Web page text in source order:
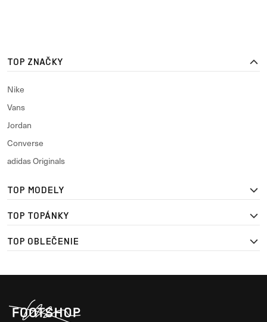
TOP ZNAČKY
Nike
Vans
Jordan
Converse
adidas Originals
TOP MODELY
TOP TOPÁNKY
TOP OBLEČENIE